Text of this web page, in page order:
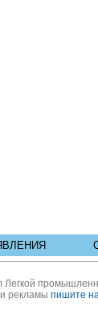
рекламы пишите